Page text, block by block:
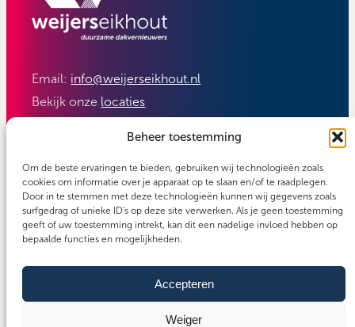
Beheer toestemming
Om de beste ervaringen te bieden, gebruiken wij technologieën zoals
cookies om informatie over je apparaat op te slaan en/of te raadplegen.
Door in te stemmen met deze technologieën kunnen wij gegevens zoals
surfgedrag of unieke ID's op deze site verwerken. Als je geen toestemming
geeft of uw toestemming intrekt, kan dit een nadelige invloed hebben op
bepaalde functies en mogelijkheden.
Accepteren
Weiger
Email: info@weijerseikhout.nl
Bekijk onze locaties
Copyright 2026 - Weijerseikhout